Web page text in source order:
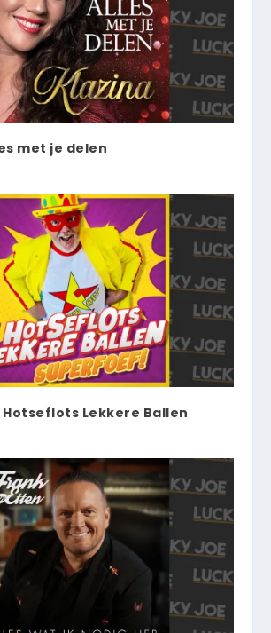
met je delen
Hotseflots Lekkere Ballen